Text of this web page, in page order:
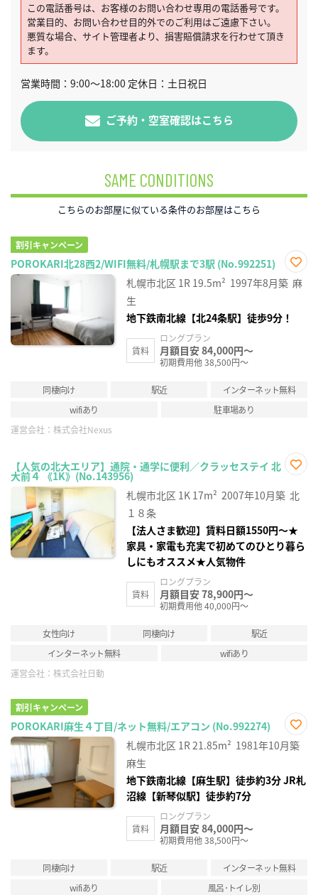
この電話番号は、お客様のお問い合わせ専用の電話番号です。
営業目的、お問い合わせ目的外でのご利用はご遠慮下さい。
悪質な場合、サイト管理者より、損害賠償請求を行わせて頂き
ます。
営業時間：9:00～18:00 定休日：土日祝日
ご予約・空室確認はこちら
SAME CONDITIONS
こちらのお部屋に似ている条件のお部屋はこちら
割引キャンペーン
POROKARI北28西2/WIFI無料/札幌駅まで3駅 (No.992251)
お気
に入
札幌市北区 1R 19.5m² 1997年8月築 麻
生
地下鉄南北線【北24条駅】徒歩9分！
賃料
ロングプラン
月額目安 84,000円～
初期費用他 38,500円～
同棲向け 駅近
インターネット無料
wifiあり
駐車場あり
運営会社： 株式会社Nexus
【人気の北大エリア】通院・通学に便利／クラッセステイ 北
大前４ 《1K》(No.143956)
に入
り登
札幌市北区 1K 17m² 2007年10月築 北
１８条
【法人さま歓迎】賃料日額1550円～★
家具・家電も充実で初めてのひとり暮ら
しにもオススメ★人気物件
賃料
ロングプラン
月額目安 78,900円～
初期費用他 40,000円～
女性向け 同棲向け
駅近
インターネット無料
wifiあり
運営会社： 株式会社日動
割引キャンペーン
POROKARI麻生４丁目/ネット無料/エアコン (No.992274)
お気
に入
札幌市北区 1R21.85m² 1981年10月築
麻生
地下鉄南北線【麻生駅】徒歩約3分 JR札
沼線【新琴似駅】徒歩約7分
賃料
ロングプラン
月額目安 84,000円～
初期費用他 38,500円～
同棲向け 駅近
インターネット無料
wifiあり
風呂･トイレ別